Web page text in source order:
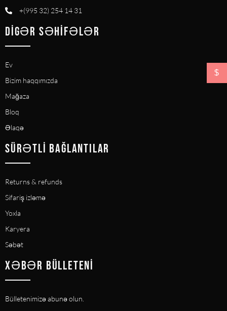
+(995 32) 254 14 31
DIGƏR SƏHIFƏLƏR
Ev
Bizim haqqımızda
Mağaza
Bloq
Əlaqə
SÜRƏTLI BAĞLANTILAR
Returns & refunds
Sifariş izləmə
Yoxla
Karyera
Səbət
XƏBƏR BÜLLETENI
Bülletenimizə abunə olun.
$